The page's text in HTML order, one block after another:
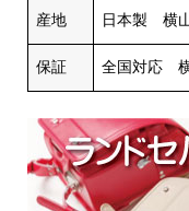
産地 日本製 横
保証 全国対応